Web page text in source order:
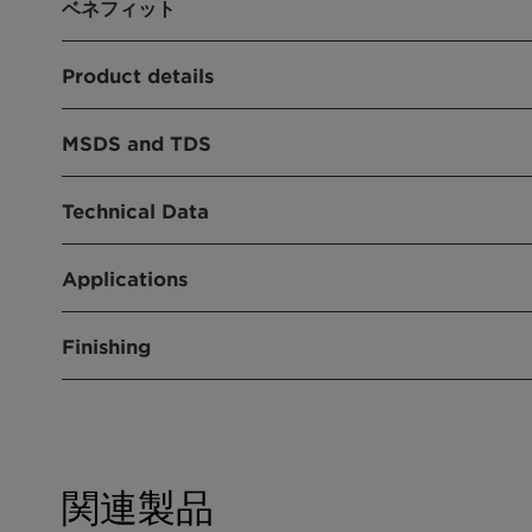
ベネフィット
Completely water soluble
Product details
用途
Lubes and Greases
Industrial Lubrication
Paint additive manufacturing
Construction
Grinding Aids
MSDS and TDS
very latest safety information.
Technical Data
Diol - concentration [area % HPLC]
Applications
Finishing
関連製品